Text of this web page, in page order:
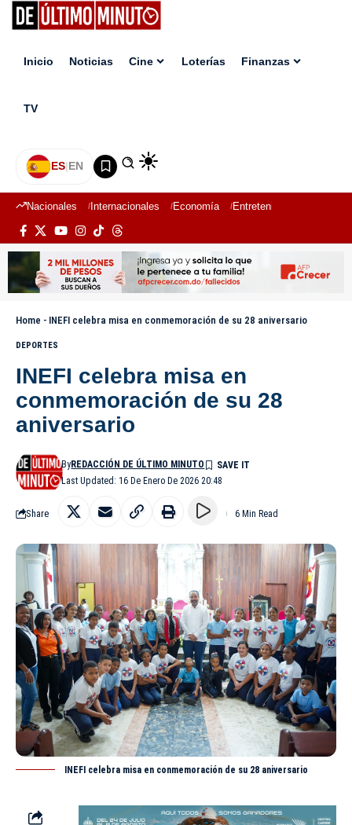
Inicio Noticias Cine Loterías Finanzas
TV
ES|EN
Nacionales Internacionales Economía Entretenimiento
Home - INEFI celebra misa en conmemoración de su 28 aniversario
DEPORTES
INEFI celebra misa en
conmemoración de su 28
aniversario
Last Updated: 16 De Enero De 2026 20:48
ByREDACCIÓN DE ÚLTIMO MINUTO
Share 6 Min Read
INEFI celebra misa en conmemoración de su 28 aniversario